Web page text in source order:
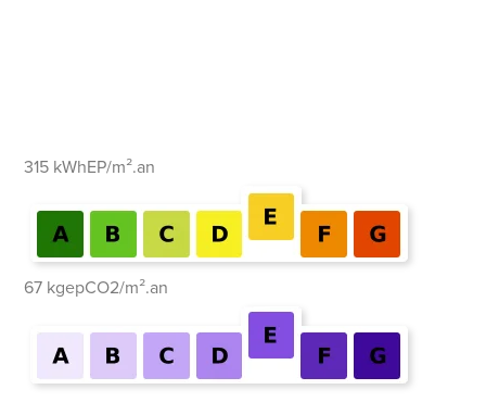
315 kWhEP/m².an
67 kgepCO2/m².an